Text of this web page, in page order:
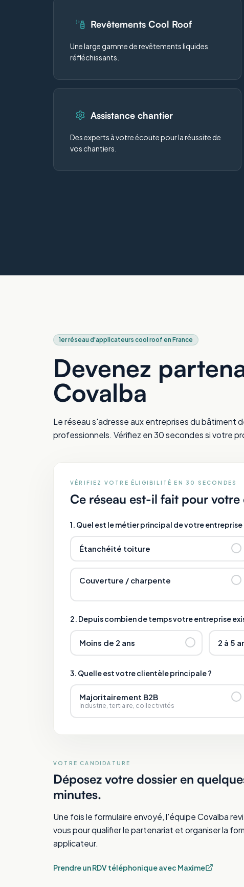
Revêtements Cool Roof
Une large gamme de revêtements liquides
réfléchissants.
Assistance chantier
Des experts à votre écoute pour la réussite de
vos chantiers.
1er réseau d'applicateurs cool roof en France
Devenez
Covalba
Le réseau s'adresse aux entreprises du bâtiment
professionnels. Vérifiez en 30 secondes si votre
VÉRIFIEZ VOTRE ÉLIGIBILITÉ EN 30 SECONDES
Ce réseau est-il fait pour votre
1. Quel est le métier principal de votre entreprise
Étanchéité toiture
Couverture / charpente
2. Depuis combien de temps votre entreprise
Moins de 2 ans 2 à 5
3. Quelle est votre clientèle principale ?
Majoritairement B2B
Industrie, tertiaire, collectivités
VOTRE CANDIDATURE
Déposez votre dossier en
minutes.
Une fois le formulaire envoyé, l'équipe Covalba
vous pour qualifier le partenariat et organiser la
applicateur.
Prendre un RDV téléphonique avec Maxime